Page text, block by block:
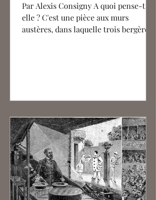
Par Alexis Consigny A quoi pense-t-
elle ? C'est une pièce aux murs
austères, dans laquelle trois bergères